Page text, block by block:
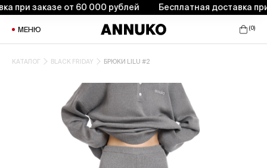
при заказе от 60 000 рублей Бесплатная доставка при
МЕНЮ (0)
КАТАЛОГ BLACK FRIDAY БРЮКИ LILU #2